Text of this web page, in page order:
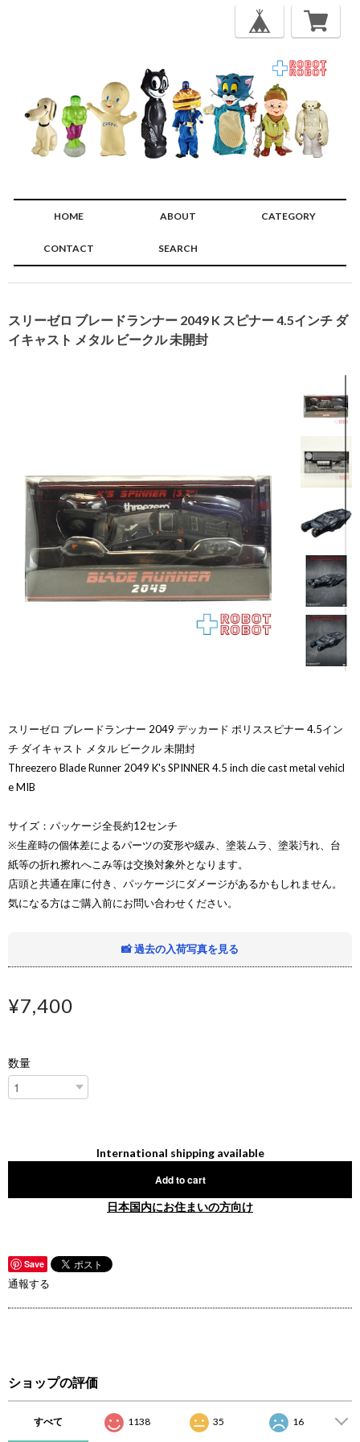
HOME ABOUT CATEGORY
CONTACT SEARCH
スリーゼロ ブレードランナー 2049 K スピナー 4.5インチ ダ
イキャスト メタル ビークル 未開封
スリーゼロ ブレードランナー 2049 デッカード ポリススピナー 4.5イン
チ ダイキャスト メタル ビークル 未開封
Threezero Blade Runner 2049 K's SPINNER 4.5 inch die cast metal vehicl
e MIB
サイズ：パッケージ全長約12センチ
※生産時の個体差によるパーツの変形や緩み、塗装ムラ、塗装汚れ、台
紙等の折れ擦れへこみ等は交換対象外となります。
店頭と共通在庫に付き、パッケージにダメージがあるかもしれません。
気になる方はご購入前にお問い合わせください。
📸 過去の入荷写真を見る
¥7,400
数量
International shipping available
Add to cart
日本国内にお住まいの方向け
Save
通報する
ショップの評価
すべて 1138 35 16